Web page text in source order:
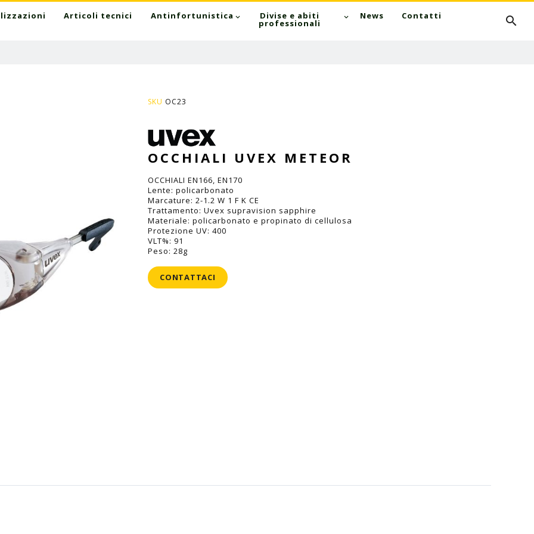
Articoli tecnici Antinfortunistica Divise e abiti
professionali
News Contatti Cerca
SKU OC23
OCCHIALI UVEX METEOR
OCCHIALI EN166, EN170
Lente: policarbonato
Marcature: 2-1.2 W 1 F K CE
Trattamento: Uvex supravision sapphire
Materiale: policarbonato e propinato di cellulosa
Protezione UV: 400
VLT%: 91
Peso: 28g
CONTATTACI